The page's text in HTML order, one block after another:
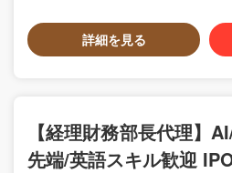
詳細を見る
【経理財務部長代理】
先端/英語スキル歓迎